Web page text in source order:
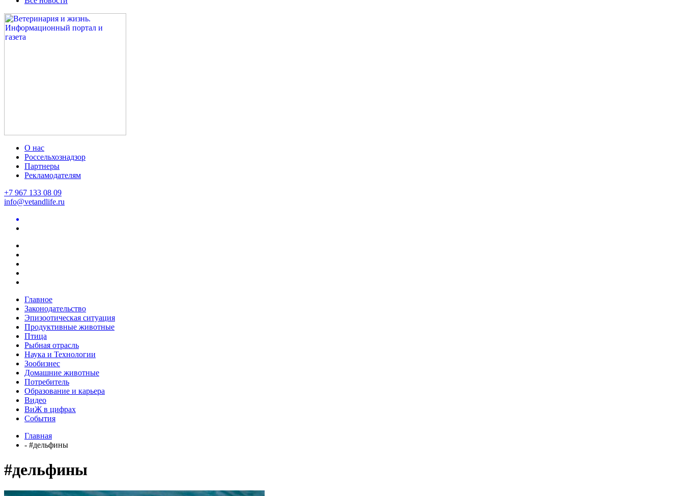
О нас
Россельхознадзор
Партнеры
Рекламодателям
+7 967 133 08 09
info@vetandlife.ru
Главное
Законодательство
Эпизоотическая ситуация
Продуктивные животные
Птица
Рыбная отрасль
Наука и Технологии
Зообизнес
Домашние животные
Потребитель
Образование и карьера
Видео
ВиЖ в цифрах
События
Главная
- #дельфины
#дельфины